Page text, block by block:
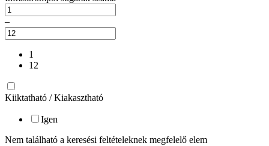
–
1
12
Kiiktatható / Kiakasztható
Igen
Nem található a keresési feltételeknek megfelelő elem